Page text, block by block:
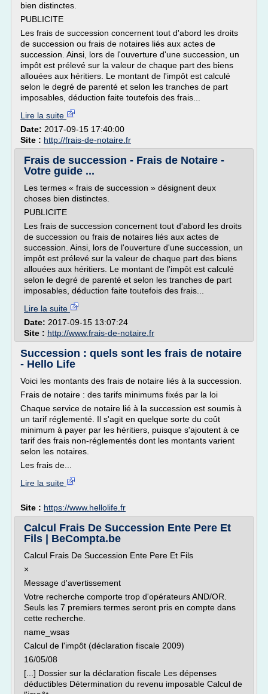
bien distinctes.
PUBLICITE
Les frais de succession concernent tout d'abord les droits
de succession ou frais de notaires liés aux actes de
succession. Ainsi, lors de l'ouverture d'une succession, un
impôt est prélevé sur la valeur de chaque part des biens
allouées aux héritiers. Le montant de l'impôt est calculé
selon le degré de parenté et selon les tranches de part
imposables, déduction faite toutefois des frais...
Lire la suite
Date: 2017-09-15 17:40:00
Site : http://frais-de-notaire.fr
Frais de succession - Frais de Notaire -
Votre guide ...
Les termes « frais de succession » désignent deux
choses bien distinctes.
PUBLICITE
Les frais de succession concernent tout d'abord les droits
de succession ou frais de notaires liés aux actes de
succession. Ainsi, lors de l'ouverture d'une succession, un
impôt est prélevé sur la valeur de chaque part des biens
allouées aux héritiers. Le montant de l'impôt est calculé
selon le degré de parenté et selon les tranches de part
imposables, déduction faite toutefois des frais...
Lire la suite
Date: 2017-09-15 13:07:24
Site : http://www.frais-de-notaire.fr
Succession : quels sont les frais de notaire
- Hello Life
Voici les montants des frais de notaire liés à la succession.
Frais de notaire : des tarifs minimums fixés par la loi
Chaque service de notaire lié à la succession est soumis à
un tarif réglementé. Il s'agit en quelque sorte du coût
minimum à payer par les héritiers, puisque s'ajoutent à ce
tarif des frais non-réglementés dont les montants varient
selon les notaires.
Les frais de...
Lire la suite
Site : https://www.hellolife.fr
Calcul Frais De Succession Ente Pere Et
Fils | BeCompta.be
Calcul Frais De Succession Ente Pere Et Fils
×
Message d'avertissement
Votre recherche comporte trop d'opérateurs AND/OR.
Seuls les 7 premiers termes seront pris en compte dans
cette recherche.
name_wsas
Calcul de l'impôt (déclaration fiscale 2009)
16/05/08
[...] Dossier sur la déclaration fiscale Les dépenses
déductibles Détermination du revenu imposable Calcul de